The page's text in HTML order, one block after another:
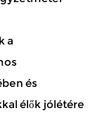
a
és
élők jólétére